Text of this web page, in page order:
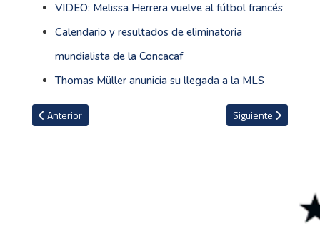
VIDEO: Melissa Herrera vuelve al fútbol francés
Calendario y resultados de eliminatoria
mundialista de la Concacaf
Thomas Müller anunicia su llegada a la MLS
Artículo anterior: Real Madrid estaría considerando la venta de
Anterior Artículo siguiente:
Siguiente